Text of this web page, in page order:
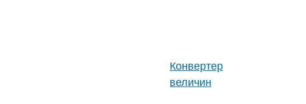
Конвертер
величин